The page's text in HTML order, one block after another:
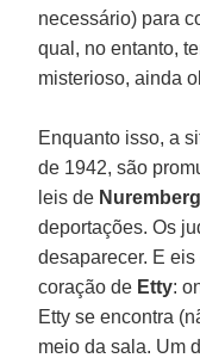
necessário) para
qual, no entanto,
misterioso, ainda
Enquanto isso, a
de 1942, são
leis de Nuremberg
deportações. Os
desaparecer. E
coração de Etty:
Etty se encontra
meio da sala. Um